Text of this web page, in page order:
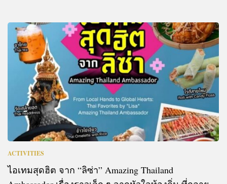
ACTIVITIES
ไอเทมสุดฮิต จาก “ลิซ่า” Amazing Thailand